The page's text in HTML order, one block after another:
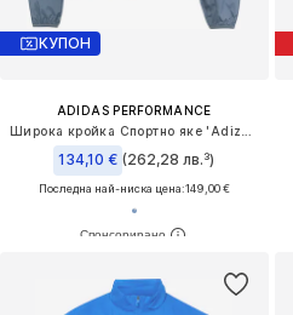
КУПОН
ADIDAS PERFORMANCE
134,10 € (262,28 лв.³)
Последна най-ниска цена:149,00 €